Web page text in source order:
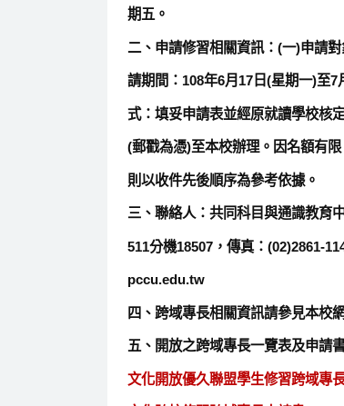
期五。
二、申請修習相關資訊：(一)申請
請期間：108年6月17日(星期一)至
式：填妥申請表並經原就讀學校核
(郵戳為憑)至本校辦理。因名額有
則以收件先後順序為參考依據。
三、聯絡人：共同科目與通識教育
511分機18507，傳真：(02)2861-
pccu.edu.tw
四、跨域專長相關資訊請參見本校
五、開放之跨域專長一覽表及申請
文化開放優久聯盟學生修習跨域專